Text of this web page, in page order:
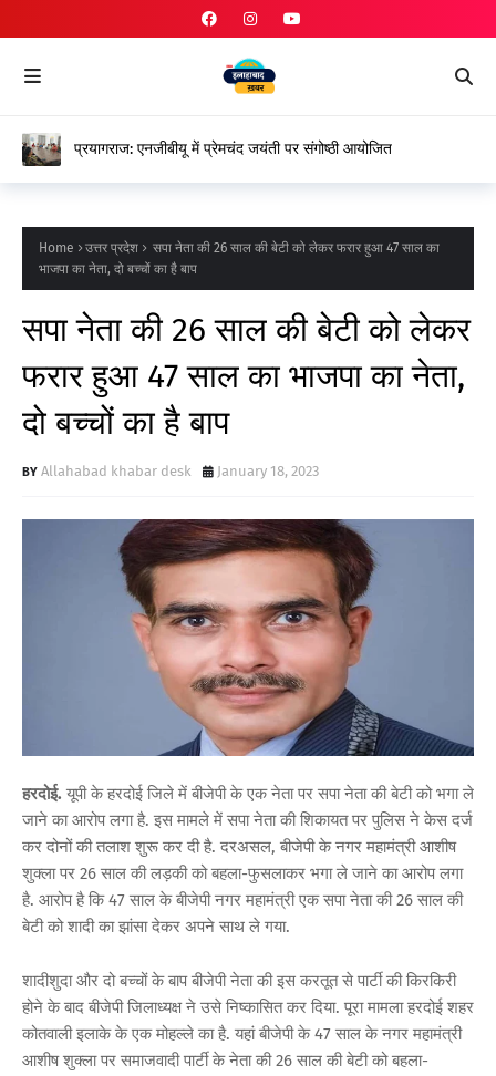
प्रयागराज: एनजीबीयू में प्रेमचंद जयंती पर संगोष्ठी आयोजित
Home उत्तर प्रदेश
सपा नेता की 26 साल की बेटी को लेकर फरार हुआ 47 साल का
भाजपा का नेता, दो बच्चों का है बाप
सपा नेता की 26 साल की बेटी को लेकर
फरार हुआ 47 साल का भाजपा का नेता,
दो बच्चों का है बाप
Allahabad khabar desk January 18, 2023
हरदोई. यूपी के हरदोई जिले में बीजेपी के एक नेता पर सपा नेता की बेटी को भगा ले
जाने का आरोप लगा है. इस मामले में सपा नेता की शिकायत पर पुलिस ने केस दर्ज
कर दोनों की तलाश शुरू कर दी है. दरअसल, बीजेपी के नगर महामंत्री आशीष
शुक्ला पर 26 साल की लड़की को बहला-फुसलाकर भगा ले जाने का आरोप लगा
है. आरोप है कि 47 साल के बीजेपी नगर महामंत्री एक सपा नेता की 26 साल की
बेटी को शादी का झांसा देकर अपने साथ ले गया.
शादीशुदा और दो बच्चों के बाप बीजेपी नेता की इस करतूत से पार्टी की किरकिरी
होने के बाद बीजेपी जिलाध्यक्ष ने उसे निष्कासित कर दिया. पूरा मामला हरदोई शहर
कोतवाली इलाके के एक मोहल्ले का है. यहां बीजेपी के 47 साल के नगर महामंत्री
आशीष शुक्ला पर समाजवादी पार्टी के नेता की 26 साल की बेटी को बहला-